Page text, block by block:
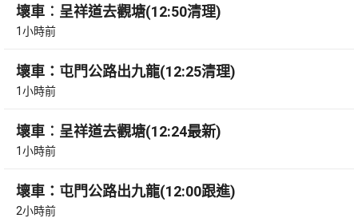
壞車︰呈祥道去觀塘(12:50清理)
1小時前
壞車：屯門公路出九龍(12:25清理)
1小時前
壞車︰呈祥道去觀塘(12:24最新)
1小時前
壞車：屯門公路出九龍(12:00跟進)
2小時前